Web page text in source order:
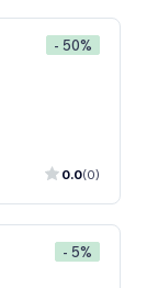
- 50%
0.0(0)
- 5%